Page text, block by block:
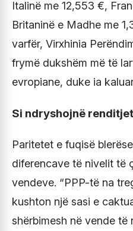
Italinë me 12,553 €,
Britaninë e Madhe me
varfër, Virxhinia
frymë dukshëm më të
evropiane, duke ia
Si ndryshojnë
Paritetet e fuqisë
diferencave të nivelit të
vendeve. “PPP-të na
kushton një sasi e
shërbimesh në vende të